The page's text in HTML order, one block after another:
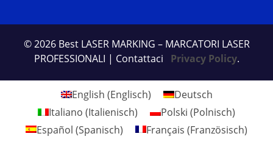
© 2026 Best LASER MARKING – MARCATORI LASER
PROFESSIONALI | Contattaci Privacy Policy.
English (Englisch)
Deutsch
Italiano (Italienisch) Polski (Polnisch)
Español (Spanisch) Français (Französisch)